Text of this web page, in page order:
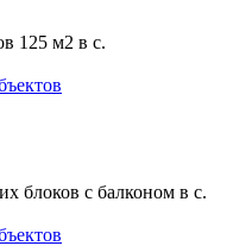
125 м2 в с.
блоков с балконом в с.